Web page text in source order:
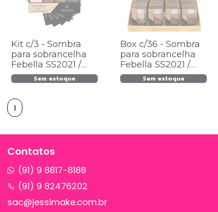
Kit c/3 - Sombra
para sobrancelha
Febella SS2021 /
9,12
Sem estoque
Box c/36 - Sombra
para sobrancelha
Febella SS2021 /
7,98
Sem estoque
1
Contatos
(91) 9 8817-8188
(91) 9 82476202
sac@jessimake.com.br